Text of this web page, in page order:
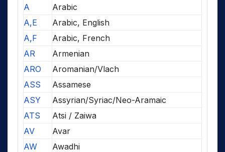
A
Arabic
A,E
Arabic, English
A,F
Arabic, French
AR
Armenian
ARO
Aromanian/Vlach
ASS
Assamese
ASY
Assyrian/Syriac/Neo-Aramaic
ATS
Atsi / Zaiwa
AV
Avar
AW
Awadhi